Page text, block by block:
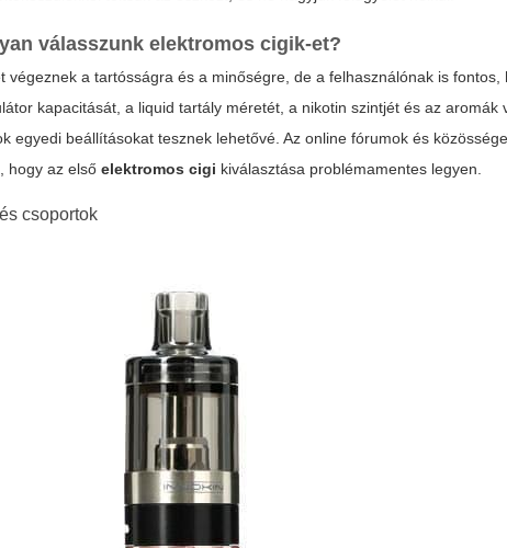
válasszunkelektromos cigik-et?
végeznek a tartósságra és a minőségre, de a felhasználónak is fontos,
kapacitását, a liquid tartály méretét, a nikotin szintjét és az aromák
egyedi beállításokat tesznek lehetővé. Az online fórumok és
hogy az elsőelektromos cigi kiválasztása problémamentes legyen.
csoportok